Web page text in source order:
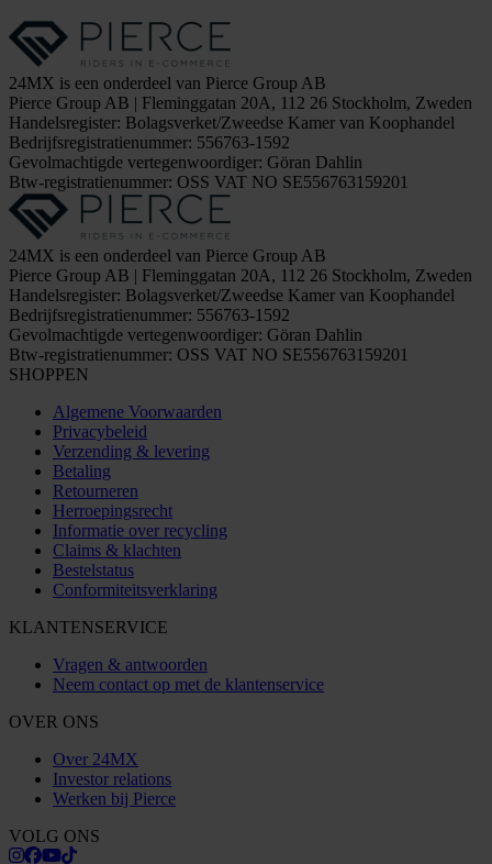
24MX is een onderdeel van Pierce Group AB
Pierce Group AB | Fleminggatan 20A, 112 26 Stockholm, Zweden
Handelsregister: Bolagsverket/Zweedse Kamer van Koophandel
Bedrijfsregistratienummer: 556763-1592
Gevolmachtigde vertegenwoordiger: Göran Dahlin
Btw-registratienummer: OSS VAT NO SE556763159201
24MX is een onderdeel van Pierce Group AB
Pierce Group AB | Fleminggatan 20A, 112 26 Stockholm, Zweden
Handelsregister: Bolagsverket/Zweedse Kamer van Koophandel
Bedrijfsregistratienummer: 556763-1592
Gevolmachtigde vertegenwoordiger: Göran Dahlin
Btw-registratienummer: OSS VAT NO SE556763159201
SHOPPEN
Algemene Voorwaarden
Privacybeleid
Verzending & levering
Betaling
Retourneren
Herroepingsrecht
Informatie over recycling
Claims & klachten
Bestelstatus
Conformiteitsverklaring
KLANTENSERVICE
Vragen & antwoorden
Neem contact op met de klantenservice
OVER ONS
Over 24MX
Investor relations
Werken bij Pierce
VOLG ONS